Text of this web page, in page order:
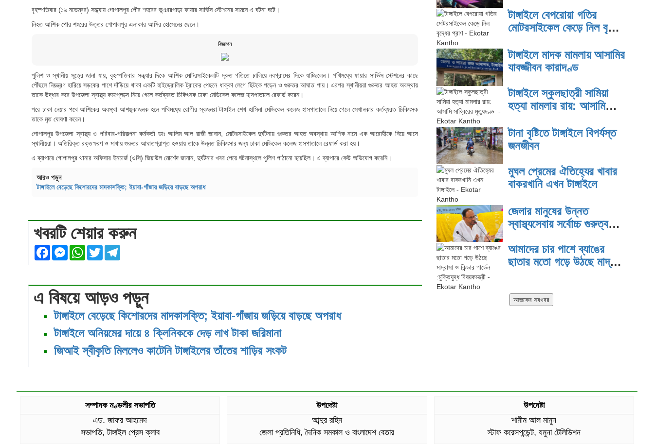
বৃহস্পতিবার (১৬ নভেম্বর) সন্ধ্যায় গোপালপুর পৌর শহরের ভূঞারপাড়া ফায়ার সার্ভিস স্টেশনের সামনে এ ঘটনা ঘটে।
নিহত আশিক পৌর শহরের উত্তর গোপালপুর এলাকার আমির হোসেনের ছেলে।
বিজ্ঞাপন
পুলিশ ও স্থানীয় সূত্রে জানা যায়, বৃহস্পতিবার সন্ধ্যার দিকে আশিক মোটরসাইকেলটি দ্রুত গতিতে চালিয়ে নবগ্রামের দিকে যাচ্ছিলেন। পথিমধ্যে ফায়ার সার্ভিস স্টেশনের কাছে
পৌঁছলে নিয়ন্ত্রণ হারিয়ে সড়কের পাশে দাঁড়িয়ে থাকা একটি হাইড্রোলিক ট্রাকের পেছনে ধাক্কা লেগে ছিটকে পড়েন ও গুরুতর আঘাত পায়। এরপর স্থানীয়রা গুরুতর আহত অবস্থায়
তাকে উদ্ধার করে উপজেলা স্বাস্থ্য কমপ্লেক্সে নিয়ে গেলে কর্তব্যরত চিকিৎসক ঢাকা মেডিকেল কলেজ হাসপাতালে রেফার্ড করেন।
পরে ঢাকা নেয়ার পথে আশিকের অবস্থা আশঙ্কাজনক হলে পথিমধ্যে রোগীর স্বজনরা টাঙ্গাইল শেখ হাসিনা মেডিকেল কলেজ হাসপাতালে নিয়ে গেলে সেখানকার কর্তব্যরত চিকিৎসক
তাকে মৃত ঘোষণা করেন।
গোপালপুর উপজেলা স্বাস্থ্য ও পরিবার-পরিকল্পনা কর্মকর্তা ডাঃ আলিম আল রাজী জানান, মোটরসাইকেল দুর্ঘটনায় গুরুতর আহত অবস্থায় আশিক নামে এক আরোহীকে নিয়ে আসে
স্থানীয়রা। অতিরিক্ত রক্তক্ষরণ ও মাথায় গুরুতর আঘাতপ্রাপ্ত হওয়ায় তাকে উন্নত চিকিৎসার জন্য ঢাকা মেডিকেল কলেজ হাসপাতালে রেফার্ড করা হয়।
এ ব্যাপারে গোপালপুর থানার অফিসার ইনচার্জ (ওসি) জিয়াউল মোর্শেদ জানান, দুর্ঘটনার খবর পেয়ে ঘটনাস্থলে পুলিশ পাঠানো হয়েছিল। এ ব্যাপারে কেউ অভিযোগ করেনি।
আরও পড়ুন
টাঙ্গাইলে বেড়েছে কিশোরদের মাদকাসক্তি; ইয়াবা-গাঁজায় জড়িয়ে বাড়ছে অপরাধ
খবরটি শেয়ার করুন
FacebookMessenger
WhatsApp
Twitter
এ বিষয়ে আড়ও পড়ুন
টাঙ্গাইলে বেড়েছে কিশোরদের মাদকাসক্তি; ইয়াবা-গাঁজায় জড়িয়ে বাড়ছে অপরাধ
টাঙ্গাইলে অনিয়মের দায়ে ৪ ক্লিনিককে দেড় লাখ টাকা জরিমানা
জিআই স্বীকৃতি মিললেও কাটেনি টাঙ্গাইলের তাঁতের শাড়ির সংকট
টাঙ্গাইলে বেপরোয়া গতির
মোটরসাইকেল কেড়ে নিল বৃদ্ধের
টাঙ্গাইলে মাদক মামলায় আসামির
যাবজ্জীবন কারাদণ্ড
টাঙ্গাইলে স্কুলছাত্রী সামিয়া
হত্যা মামলার রায়: আসামি
টানা বৃষ্টিতে টাঙ্গাইলে বিপর্যস্ত
জনজীবন
মুঘল প্রেমের ঐতিহ্যের খাবার
বাকরখানি এখন টাঙ্গাইলে
জেলার মানুষের উন্নত
স্বাস্থ্যসেবায় সর্বোচ্চ গুরুত্ব
আমাদের চার পাশে ব্যাঙের
ছাতার মতো গড়ে উঠছে মাদ্রাসা
সম্পাদক মণ্ডলীর সভাপতি
এড. জাফর আহমেদ
সভাপতি, টাঙ্গাইল প্রেস ক্লাব
উপদেষ্টা
আব্দুর রহিম
জেলা প্রতিনিধি, দৈনিক সমকাল ও বাংলাদেশ বেতার
উপদেষ্টা
শামীম আল মামুন
স্টাফ করেসপন্ডেন্ট, যমুনা টেলিভিশন